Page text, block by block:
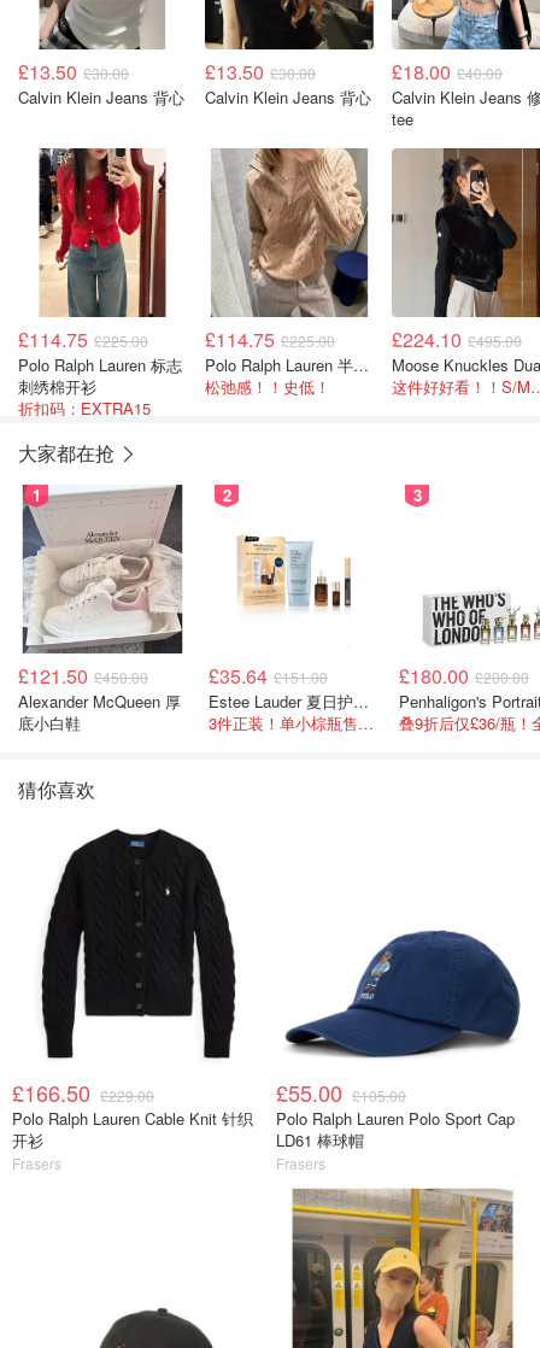
£13.50 £30.00
Calvin Klein Jeans 背心
£13.50 £30.00
Calvin Klein Jeans 背心
£18.00 £40.00
Calvin Klein Jeans
tee
£114.75 £225.00
Polo Ralph Lauren 标志
刺绣棉开衫
折扣码：EXTRA15
£114.75 £225.00
Polo Ralph Lauren 半拉链毛衣
松弛感！！史低！
£224.10 £495.00
这件好
大家都在抢
1
£121.50 £450.00
Alexander McQueen 厚
底小白鞋
2
£35.64 £151.00
Estee Lauder 夏日护肤彩妆礼盒
3件正装！单小棕瓶售价就要£65！
3
£180.00 £200.00
猜你喜欢
£166.50 £229.00
Polo Ralph Lauren Cable Knit 针织
开衫
Frasers
£55.00 £105.00
Polo Ralph Lauren Polo Sport Cap
LD61 棒球帽
Frasers